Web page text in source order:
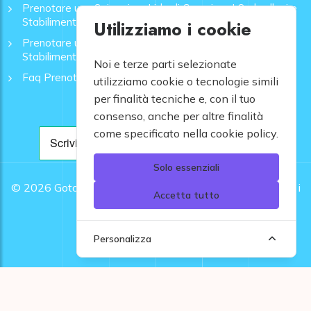
Prenotare una Spiaggia a Lido di Camaiore | Ombrelloni e
Stabilimenti - GoToMare
Prenotare una Spiaggia a Rapallo | Ombrelloni e
Stabilimenti - GoToMare
Faq Prenotazione Spiagge
© 2026 Gotomare srl - Partita IVA 12948810960 .
Tutti i
diritti riservati.
Utilizziamo i cookie
Noi e terze parti selezionate
utilizziamo cookie o tecnologie simili
per finalità tecniche e, con il tuo
consenso, anche per altre finalità
come specificato nella cookie policy.
Solo essenziali
Accetta tutto
Personalizza